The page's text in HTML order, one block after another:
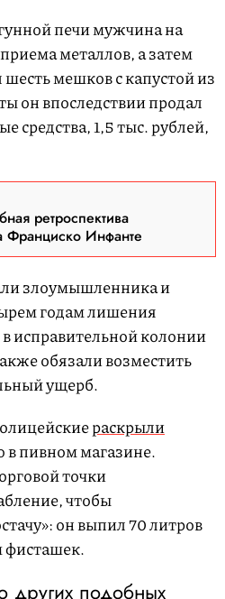
печи мужчина на
металлов, а затем
шесть мешков с капустой из
он впоследствии продал
средства, 1,5 тыс. рублей,
ретроспектива
Франциско Инфанте
злоумышленника и
годам лишения
исправительной колонии
обязали возместить
ущерб.
раскрыли
пивном магазине.
точки
чтобы
он выпил 70 литров
фисташек.
подобных